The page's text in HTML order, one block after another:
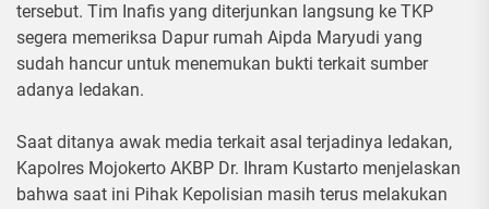
tersebut. Tim Inafis yang diterjunkan langsung ke TKP
segera memeriksa Dapur rumah Aipda Maryudi yang
sudah hancur untuk menemukan bukti terkait sumber
adanya ledakan.
Saat ditanya awak media terkait asal terjadinya ledakan,
Kapolres Mojokerto AKBP Dr. Ihram Kustarto menjelaskan
bahwa saat ini Pihak Kepolisian masih terus melakukan